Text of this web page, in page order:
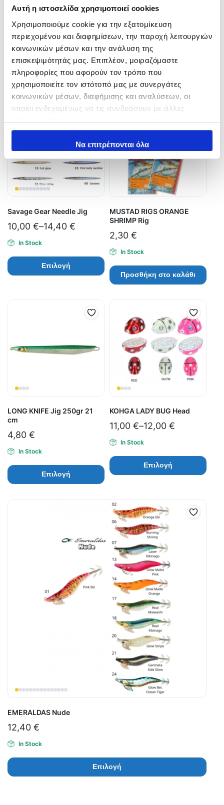
Αυτή η ιστοσελίδα χρησιμοποιεί cookies
Χρησιμοποιούμε cookie για την εξατομίκευση
περιεχομένου και διαφημίσεων, την παροχή λειτουργιών
κοινωνικών μέσων και την ανάλυση της
επισκεψιμότητάς μας. Επιπλέον, μοιραζόμαστε
πληροφορίες που αφορούν τον τρόπο που
χρησιμοποιείτε τον ιστότοπό μας με συνεργάτες
κοινωνικών μέσων, διαφήμισης και αναλύσεων, οι
οποίοι ενδεχομένως να τις συνδυάσουν με άλλες
πληροφορίες που τους έχετε παραχωρήσει ή τις οποίες
έχουν συλλέξει σε σχέση με την από μέρους σας χρήση
των υπηρεσιών τους.Να επιτρέπονται όλα
Related products
Savage Gear Needle Jig
10,00 €–14,40 €
In Stock
Επιλογή
MUSTAD RIGS ORANGE
SHRIMP Rig
2,30 €
In Stock
Προσθήκη στο καλάθι
LONG KNIFE Jig 250gr 21
cm
4,80 €
In Stock
Επιλογή
KOHGA LADY BUG Head
11,00 €–12,00 €
In Stock
Επιλογή
EMERALDAS Nude
12,40 €
In Stock
Επιλογή